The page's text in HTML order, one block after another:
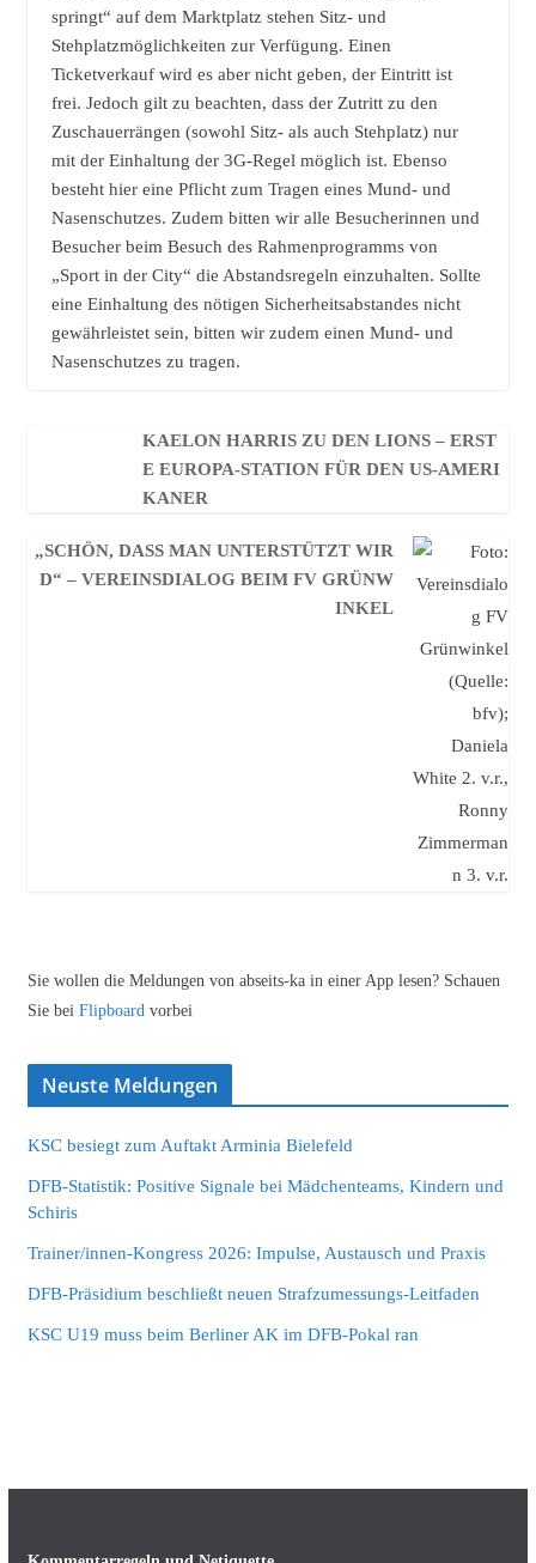
springt“ auf dem Marktplatz stehen Sitz- und
Stehplatzmöglichkeiten zur Verfügung. Einen
Ticketverkauf wird es aber nicht geben, der Eintritt ist
frei. Jedoch gilt zu beachten, dass der Zutritt zu den
Zuschauerrängen (sowohl Sitz- als auch Stehplatz) nur
mit der Einhaltung der 3G-Regel möglich ist. Ebenso
besteht hier eine Pflicht zum Tragen eines Mund- und
Nasenschutzes. Zudem bitten wir alle Besucherinnen und
Besucher beim Besuch des Rahmenprogramms von
„Sport in der City“ die Abstandsregeln einzuhalten. Sollte
eine Einhaltung des nötigen Sicherheitsabstandes nicht
gewährleistet sein, bitten wir zudem einen Mund- und
Nasenschutzes zu tragen.
KAELON HARRIS ZU DEN LIONS – ERST
E EUROPA-STATION FÜR DEN US-AMERI
KANER
„SCHÖN, DASS MAN UNTERSTÜTZT WIR
D“ – VEREINSDIALOG BEIM FV GRÜNW
INKEL
Sie wollen die Meldungen von abseits-ka in einer App lesen? Schauen
Sie bei Flipboard vorbei
Neuste Meldungen
KSC besiegt zum Auftakt Arminia Bielefeld
DFB-Statistik: Positive Signale bei Mädchenteams, Kindern und
Schiris
Trainer/innen-Kongress 2026: Impulse, Austausch und Praxis
DFB-Präsidium beschließt neuen Strafzumessungs-Leitfaden
KSC U19 muss beim Berliner AK im DFB-Pokal ran